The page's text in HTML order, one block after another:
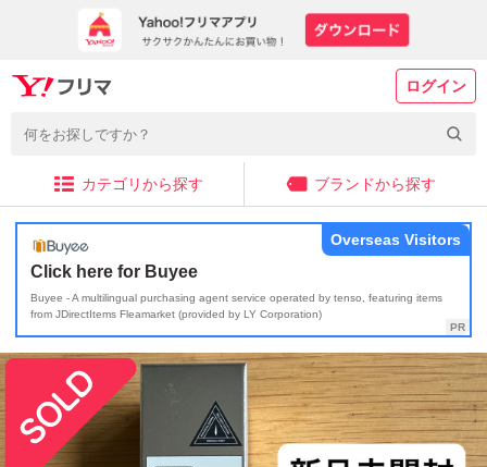
ログイン
カテゴリから探す ブランドから探す
Click here for Buyee
Buyee - A multilingual purchasing agent service operated by tenso, featuring items
from JDirectItems Fleamarket (provided by LY Corporation)
Overseas Visitors